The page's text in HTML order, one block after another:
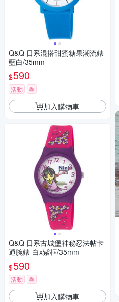
Q&Q 日系混搭甜蜜糖果潮流錶-
藍白/35mm
$590
活動 券
加入購物車
Q&Q 日系古城堡神秘忍法帖卡
通腕錶-白x紫框/35mm
$590
活動 券
加入購物車